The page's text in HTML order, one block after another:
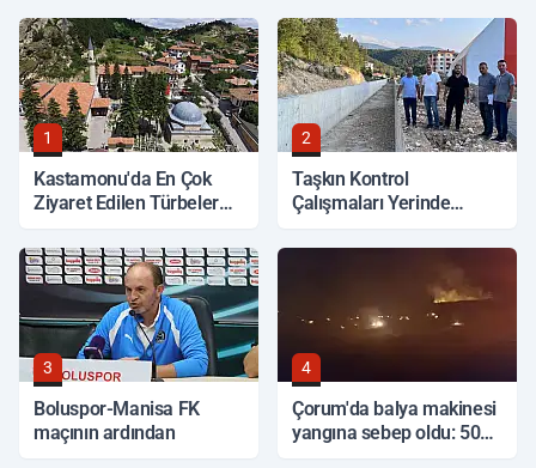
1
Kastamonu'da En Çok
Ziyaret Edilen Türbeler
2
Taşkın Kontrol
Çalışmaları Yerinde
3
Boluspor-Manisa FK
maçının ardından
4
Çorum'da balya makinesi
yangına sebep oldu: 500